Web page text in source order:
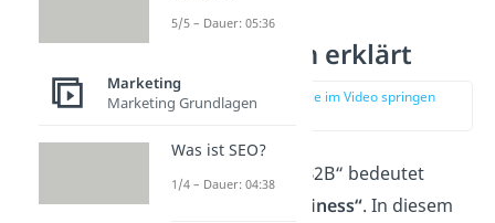
B2B einfach erklärt
zur Stelle im Video springen
Die Abkürzung „B2B“ bedeutet
„Business to Business“. In diesem
5/5 – Dauer: 05:36
Marketing
Marketing Grundlagen
Was ist SEO?
1/4 – Dauer: 04:38